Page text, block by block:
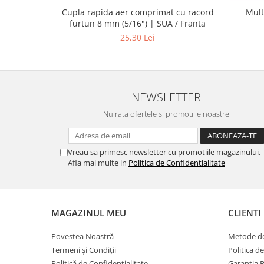
Cupla rapida aer comprimat cu racord
furtun 8 mm (5/16") | SUA / Franta
25,30 Lei
NEWSLETTER
Nu rata ofertele si promotiile noastre
Vreau sa primesc newsletter cu promotiile magazinului.
Afla mai multe in Politica de Confidentialitate
MAGAZINUL MEU
Povestea Noastră
Termeni și Condiții
CLIENTI
Metode
Politica